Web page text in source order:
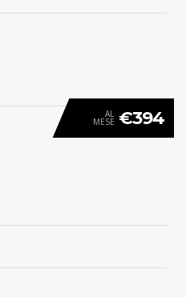
AL
MESE €394